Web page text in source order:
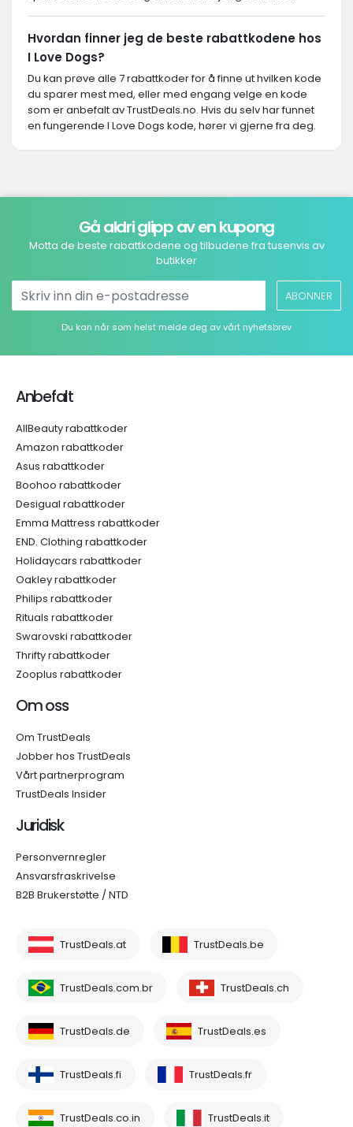
Hvordan finner jeg de beste rabattkodene hos
I Love Dogs?
Du kan prøve alle 7 rabattkoder for å finne ut hvilken kode
du sparer mest med, eller med engang velge en kode
som er anbefalt av TrustDeals.no. Hvis du selv har funnet
en fungerende I Love Dogs kode, hører vi gjerne fra deg.
Gå aldri glipp av en kupong
Motta de beste rabattkodene og tilbudene fra tusenvis av
butikker
ABONNER
Du kan når som helst melde deg av vårt nyhetsbrev
Anbefalt
AllBeauty rabattkoder
Amazon rabattkoder
Asus rabattkoder
Boohoo rabattkoder
Desigual rabattkoder
Emma Mattress rabattkoder
END. Clothing rabattkoder
Holidaycars rabattkoder
Oakley rabattkoder
Philips rabattkoder
Rituals rabattkoder
Swarovski rabattkoder
Thrifty rabattkoder
Zooplus rabattkoder
Om oss
Om TrustDeals
Jobber hos TrustDeals
Vårt partnerprogram
TrustDeals Insider
Juridisk
Personvernregler
Ansvarsfraskrivelse
B2B Brukerstøtte / NTD
TrustDeals.at TrustDeals.be
TrustDeals.com.br TrustDeals.ch
TrustDeals.de TrustDeals.es
TrustDeals.fi TrustDeals.fr
TrustDeals.co.in TrustDeals.it